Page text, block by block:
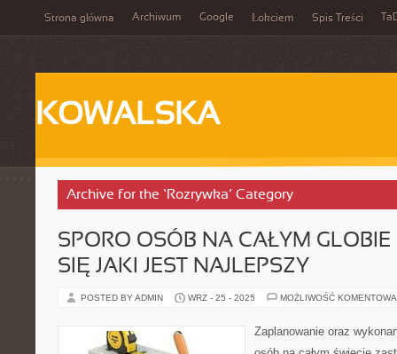
Strona główna Archiwum Google Łokciem Spis Treści
KOWALSKA
Archive for the ‘Rozrywka’ Category
SPORO OSÓB NA CAŁYM
SIĘ JAKI JEST NAJLEPSZY
POSTED BY ADMIN WRZ - 25 - 2025 MOŻLIWOŚĆ
Zaplanowanie oraz